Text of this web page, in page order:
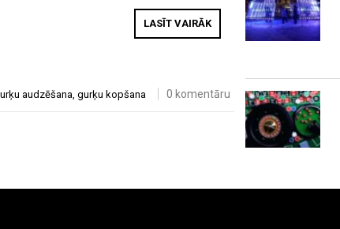
LASĪT VAIRĀK
audzēšana gurķu kopšana 0 komentāru